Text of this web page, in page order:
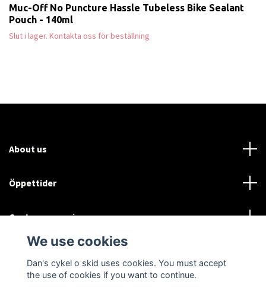
Muc-Off No Puncture Hassle Tubeless Bike Sealant
Pouch - 140ml
Slut i lager. Kontakta oss för beställning
About us
Öppettider
Customer service
Sociala medier
We use cookies
Dan's cykel o skid uses cookies. You must accept
the use of cookies if you want to continue.